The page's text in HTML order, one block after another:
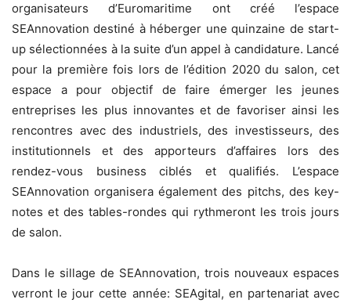
organisateurs d’Euromaritime ont créé l’espace
SEAnnovation destiné à héberger une quinzaine de start-
up sélectionnées à la suite d’un appel à candidature. Lancé
pour la première fois lors de l’édition 2020 du salon, cet
espace a pour objectif de faire émerger les jeunes
entreprises les plus innovantes et de favoriser ainsi les
rencontres avec des industriels, des investisseurs, des
institutionnels et des apporteurs d’affaires lors des
rendez-vous business ciblés et qualifiés. L’espace
SEAnnovation organisera également des pitchs, des key-
notes et des tables-rondes qui rythmeront les trois jours
de salon.
Dans le sillage de SEAnnovation, trois nouveaux espaces
verront le jour cette année: SEAgital, en partenariat avec